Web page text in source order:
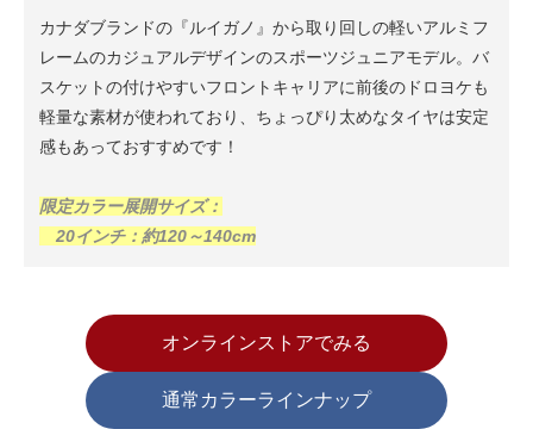
カナダブランドの『ルイガノ』から取り回しの軽いアルミフ
レームのカジュアルデザインのスポーツジュニアモデル。バ
スケットの付けやすいフロントキャリアに前後のドロヨケも
軽量な素材が使われており、ちょっぴり太めなタイヤは安定
感もあっておすすめです！
限定カラー展開サイズ：
20インチ：約120～140cm
オンラインストアでみる
通常カラーラインナップ